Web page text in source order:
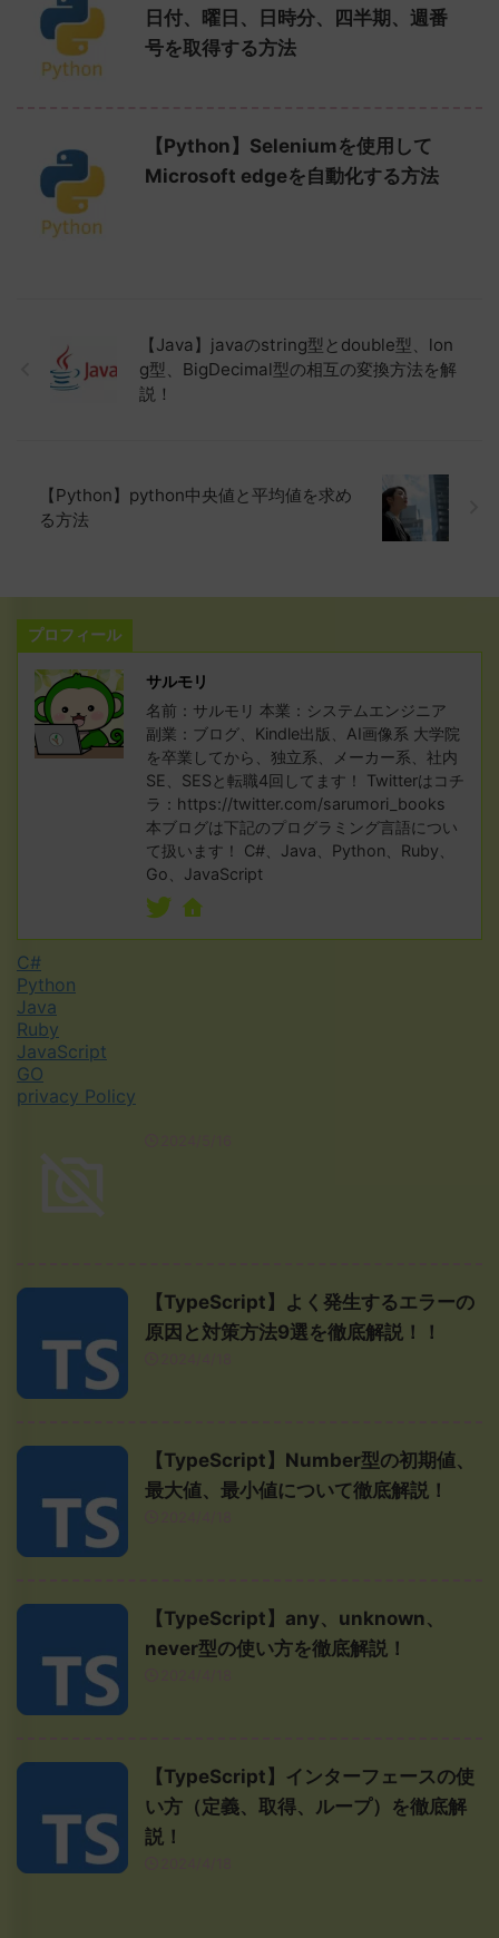
日付、曜日、日時分、四半期、週番
号を取得する方法
【Python】Seleniumを使用して
Microsoft edgeを自動化する方法
【Java】javaのstring型とdouble型、lon
g型、BigDecimal型の相互の変換方法を解
説！
【Python】python中央値と平均値を求め
る方法
プロフィール
サルモリ
名前：サルモリ 本業：システムエンジニア
副業：ブログ、Kindle出版、AI画像系 大学院
を卒業してから、独立系、メーカー系、社内
SE、SESと転職4回してます！ Twitterはコチ
ラ：https://twitter.com/sarumori_books
本ブログは下記のプログラミング言語につい
て扱います！ C#、Java、Python、Ruby、
Go、JavaScript
C#
Python
Java
Ruby
JavaScript
GO
privacy Policy
【TypeScript】よく発生するエラーの
原因と対策方法9選を徹底解説！！
【TypeScript】Number型の初期値、
最大値、最小値について徹底解説！
【TypeScript】any、unknown、
never型の使い方を徹底解説！
【TypeScript】インターフェースの使
い方（定義、取得、ループ）を徹底解
説！